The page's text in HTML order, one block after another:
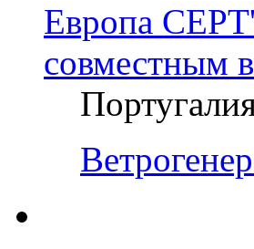
Европа
совместным